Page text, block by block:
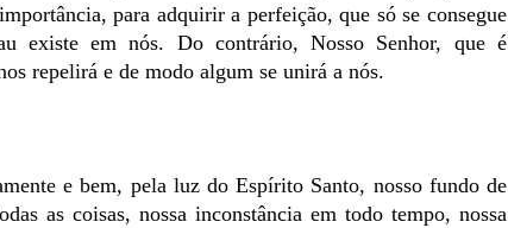
para adquirir a perfeição, que só se consegue
existe em nós. Do contrário, Nosso Senhor, que é
repelirá e de modo algum se unirá a nós.
e bem, pela luz do Espírito Santo, nosso fundo de
as coisas, nossa inconstância em todo tempo, nossa